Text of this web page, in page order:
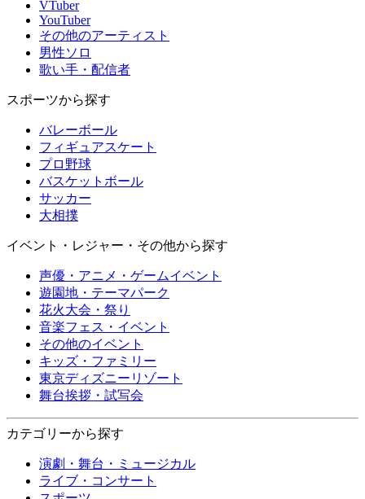
VTuber
YouTuber
その他のアーティスト
男性ソロ
歌い手・配信者
スポーツから探す
バレーボール
フィギュアスケート
プロ野球
バスケットボール
サッカー
大相撲
イベント・レジャー・その他から探す
声優・アニメ・ゲームイベント
遊園地・テーマパーク
花火大会・祭り
音楽フェス・イベント
その他のイベント
キッズ・ファミリー
東京ディズニーリゾート
舞台挨拶・試写会
カテゴリーから探す
演劇・舞台・ミュージカル
ライブ・コンサート